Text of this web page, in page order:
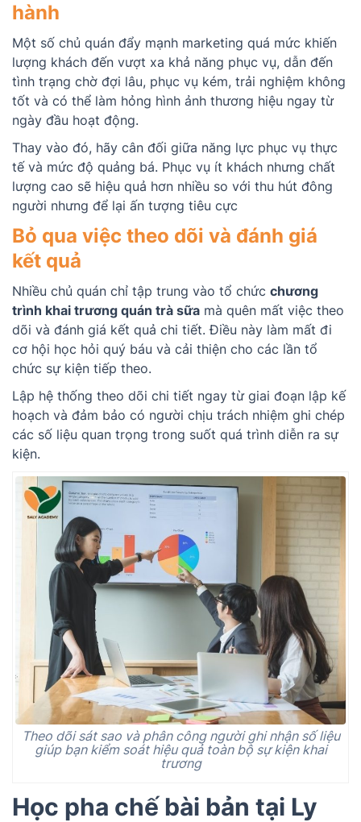
hành
Một số chủ quán đẩy mạnh marketing quá mức khiến
lượng khách đến vượt xa khả năng phục vụ, dẫn đến
tình trạng chờ đợi lâu, phục vụ kém, trải nghiệm không
tốt và có thể làm hỏng hình ảnh thương hiệu ngay từ
ngày đầu hoạt động.
Thay vào đó, hãy cân đối giữa năng lực phục vụ thực
tế và mức độ quảng bá. Phục vụ ít khách nhưng chất
lượng cao sẽ hiệu quả hơn nhiều so với thu hút đông
người nhưng để lại ấn tượng tiêu cực
Bỏ qua việc theo dõi và đánh giá
kết quả
Nhiều chủ quán chỉ tập trung vào tổ chức chương
trình khai trương quán trà sữa mà quên mất việc theo
dõi và đánh giá kết quả chi tiết. Điều này làm mất đi
cơ hội học hỏi quý báu và cải thiện cho các lần tổ
chức sự kiện tiếp theo.
Lập hệ thống theo dõi chi tiết ngay từ giai đoạn lập kế
hoạch và đảm bảo có người chịu trách nhiệm ghi chép
các số liệu quan trọng trong suốt quá trình diễn ra sự
kiện.
Theo dõi sát sao và phân công người ghi nhận số liệu
giúp bạn kiểm soát hiệu quả toàn bộ sự kiện khai
trương
Học pha chế bài bản tại Ly